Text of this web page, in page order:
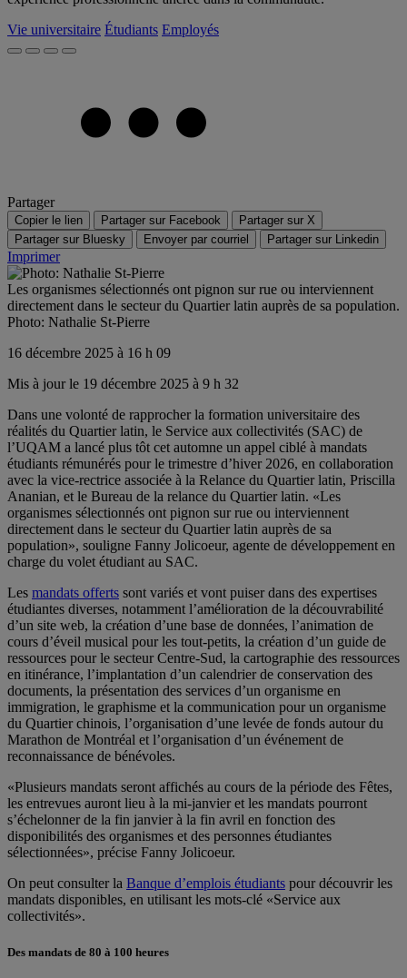
Vie universitaire Étudiants Employés
Partager
Copier le lien Partager sur Facebook
Partager sur X
Partager sur Bluesky
Envoyer par courriel Partager sur Linkedin
Imprimer
Les organismes sélectionnés ont pignon sur rue ou interviennent
directement dans le secteur du Quartier latin auprès de sa population.
Photo: Nathalie St-Pierre
16 décembre 2025 à 16 h 09
Mis à jour le 19 décembre 2025 à 9 h 32
Dans une volonté de rapprocher la formation universitaire des
réalités du Quartier latin, le Service aux collectivités (SAC) de
l’UQAM a lancé plus tôt cet automne un appel ciblé à mandats
étudiants rémunérés pour le trimestre d’hiver 2026, en collaboration
avec la vice-rectrice associée à la Relance du Quartier latin, Priscilla
Ananian, et le Bureau de la relance du Quartier latin. «Les
organismes sélectionnés ont pignon sur rue ou interviennent
directement dans le secteur du Quartier latin auprès de sa
population», souligne Fanny Jolicoeur, agente de développement en
charge du volet étudiant au SAC.
Les mandats offerts sont variés et vont puiser dans des expertises
étudiantes diverses, notamment l’amélioration de la découvrabilité
d’un site web, la création d’une base de données, l’animation de
cours d’éveil musical pour les tout-petits, la création d’un guide de
ressources pour le secteur Centre-Sud, la cartographie des ressources
en itinérance, l’implantation d’un calendrier de conservation des
documents, la présentation des services d’un organisme en
immigration, le graphisme et la communication pour un organisme
du Quartier chinois, l’organisation d’une levée de fonds autour du
Marathon de Montréal et l’organisation d’un événement de
reconnaissance de bénévoles.
«Plusieurs mandats seront affichés au cours de la période des Fêtes,
les entrevues auront lieu à la mi-janvier et les mandats pourront
s’échelonner de la fin janvier à la fin avril en fonction des
disponibilités des organismes et des personnes étudiantes
sélectionnées», précise Fanny Jolicoeur.
On peut consulter la Banque d’emplois étudiants pour découvrir les
mandats disponibles, en utilisant les mots-clé «Service aux
collectivités».
Des mandats de 80 à 100 heures